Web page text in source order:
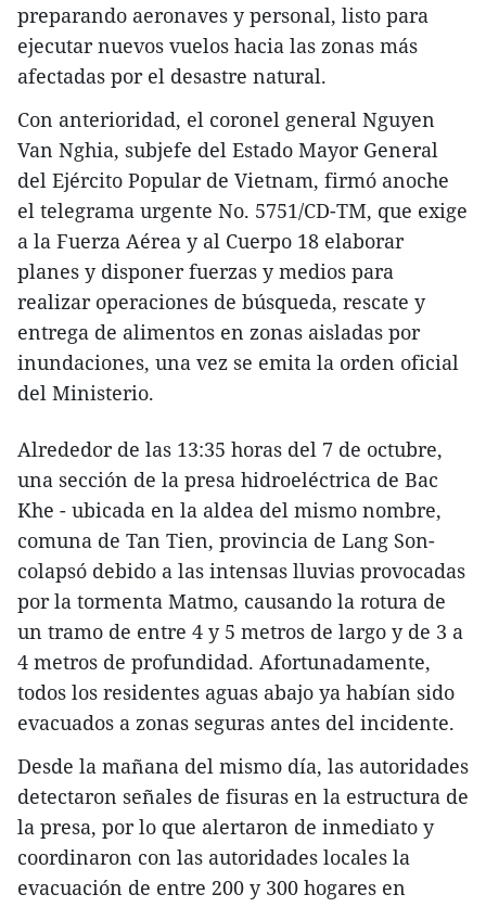
preparando aeronaves y personal, listo para
ejecutar nuevos vuelos hacia las zonas más
afectadas por el desastre natural.
Con anterioridad, el coronel general Nguyen
Van Nghia, subjefe del Estado Mayor General
del Ejército Popular de Vietnam, firmó anoche
el telegrama urgente No. 5751/CD-TM, que exige
a la Fuerza Aérea y al Cuerpo 18 elaborar
planes y disponer fuerzas y medios para
realizar operaciones de búsqueda, rescate y
entrega de alimentos en zonas aisladas por
inundaciones, una vez se emita la orden oficial
del Ministerio.
Alrededor de las 13:35 horas del 7 de octubre,
una sección de la presa hidroeléctrica de Bac
Khe - ubicada en la aldea del mismo nombre,
comuna de Tan Tien, provincia de Lang Son-
colapsó debido a las intensas lluvias provocadas
por la tormenta Matmo, causando la rotura de
un tramo de entre 4 y 5 metros de largo y de 3 a
4 metros de profundidad. Afortunadamente,
todos los residentes aguas abajo ya habían sido
evacuados a zonas seguras antes del incidente.
Desde la mañana del mismo día, las autoridades
detectaron señales de fisuras en la estructura de
la presa, por lo que alertaron de inmediato y
coordinaron con las autoridades locales la
evacuación de entre 200 y 300 hogares en